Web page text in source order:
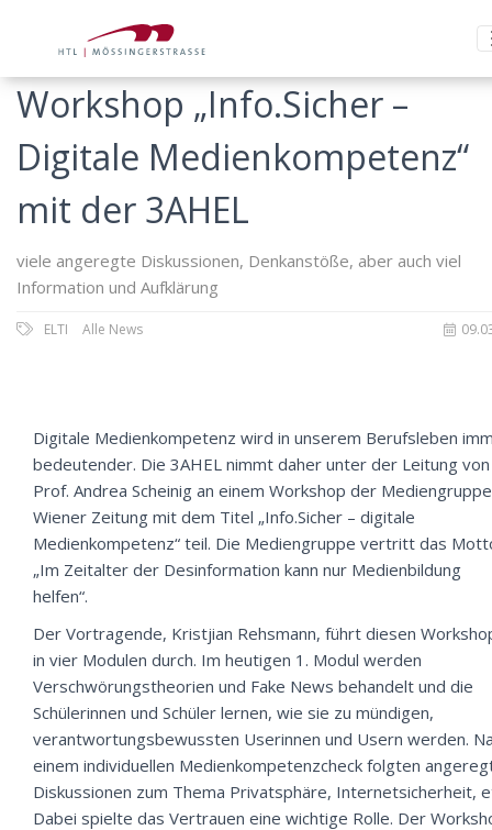
Workshop „Info.Sicher –
Digitale Medienkompetenz“
mit der 3AHEL
viele angeregte Diskussionen, Denkanstöße, aber auch viel
Information und Aufklärung
ELTI Alle News
Digitale Medienkompetenz wird in unserem Berufsleben
bedeutender. Die 3AHEL nimmt daher unter der Leitung von
Prof. Andrea Scheinig an einem Workshop der Mediengruppe
Wiener Zeitung mit dem Titel „Info.Sicher – digitale
Medienkompetenz“ teil. Die Mediengruppe vertritt das
„Im Zeitalter der Desinformation kann nur Medienbildung
helfen“.
Der Vortragende, Kristjian Rehsmann, führt diesen
in vier Modulen durch. Im heutigen 1. Modul werden
Verschwörungstheorien und Fake News behandelt und die
Schülerinnen und Schüler lernen, wie sie zu mündigen,
verantwortungsbewussten Userinnen und Usern werden.
einem individuellen Medienkompetenzcheck folgten
Diskussionen zum Thema Privatsphäre, Internetsicherheit,
Dabei spielte das Vertrauen eine wichtige Rolle. Der